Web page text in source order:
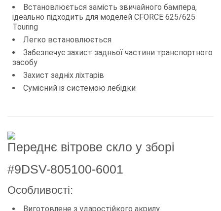
Встановлюється замість звичайного бампера,
ідеально підходить для моделей CFORCE 625/625
Touring
Легко встановлюється
Забезпечує захист задньої частини транспортного
засобу
Захист задніх ліхтарів
Сумісний із системою лебідки
Переднє вітрове скло у зборі
#9DSV-805100-6001
Особливості:
Виготовлене з ударостійкого акрилу